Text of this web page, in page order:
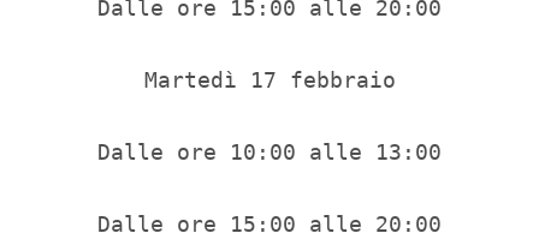
Dalle ore 15:00 alle 20:00
Martedì 17 febbraio
Dalle ore 10:00 alle 13:00
Dalle ore 15:00 alle 20:00